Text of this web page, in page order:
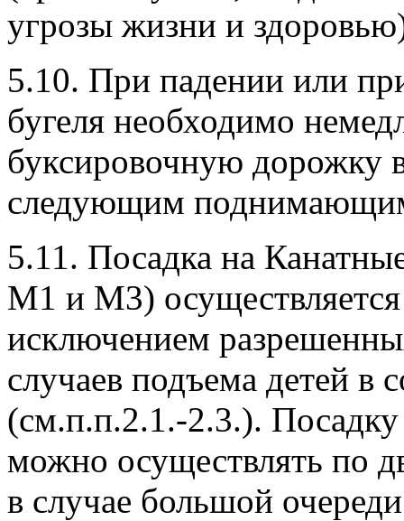
угрозы жизни и
5.10. При падении или
бугеля необходимо
буксировочную дорожку
следующим
5.11. Посадка на
М1 и М3) осуществляется
исключением
случаев подъема детей в
(см.п.п.2.1.-2.3.).
можно осуществлять по
в случае большой